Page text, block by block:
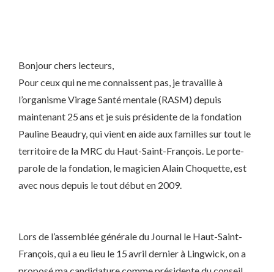
Bonjour chers lecteurs,
Pour ceux qui ne me connaissent pas, je travaille à
l’organisme Virage Santé mentale (RASM) depuis
maintenant 25 ans et je suis présidente de la fondation
Pauline Beaudry, qui vient en aide aux familles sur tout le
territoire de la MRC du Haut-Saint-François. Le porte-
parole de la fondation, le magicien Alain Choquette, est
avec nous depuis le tout début en 2009.
Lors de l’assemblée générale du Journal le Haut-Saint-
François, qui a eu lieu le 15 avril dernier à Lingwick, on a